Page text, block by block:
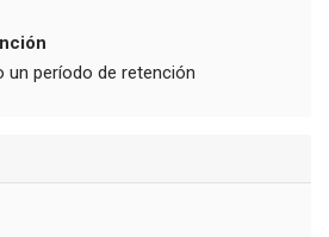
un período de retención